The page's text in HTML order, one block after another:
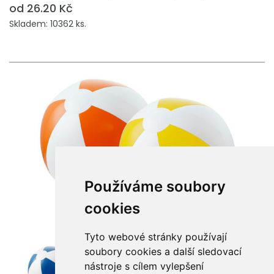
Používáme soubory
cookies
Tyto webové stránky používají
soubory cookies a další sledovací
nástroje s cílem vylepšení
od 26.20 Kč
Skladem: 10362 ks.